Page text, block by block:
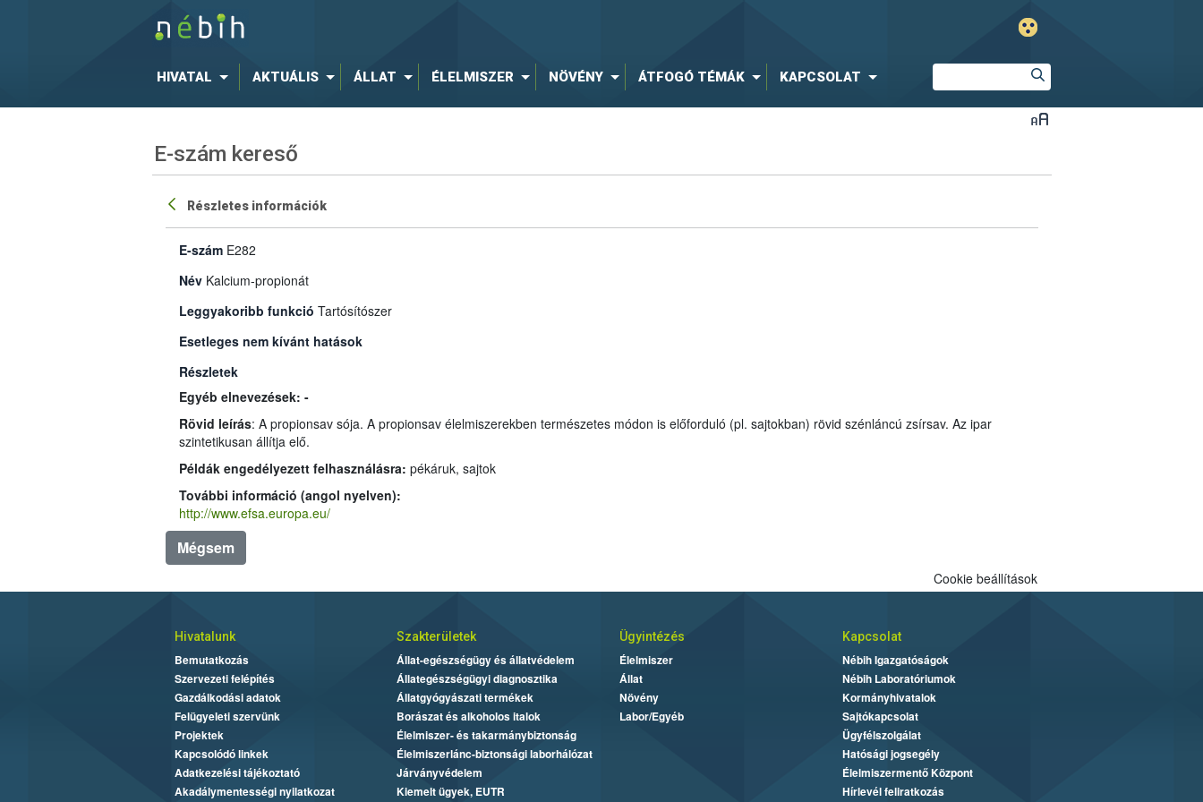
HIVATAL AKTUÁLIS ÁLLAT ÉLELMISZER NÖVÉNY ÁTFOGÓ TÉMÁK KAPCSOLAT
E-szám kereső
Részletes információk
E-szám E282
Név Kalcium-propionát
Leggyakoribb funkció Tartósítószer
Esetleges nem kívánt hatások
Részletek
Egyéb elnevezések: -
Rövid leírás: A propionsav sója. A propionsav élelmiszerekben természetes módon is előforduló (pl. sajtokban) rövid szénláncú zsírsav. Az ipar
szintetikusan állítja elő.
Példák engedélyezett felhasználásra: pékáruk, sajtok
További információ (angol nyelven):
http://www.efsa.europa.eu/
Mégsem
Cookie beállítások
Hivatalunk
Bemutatkozás
Szervezeti felépítés
Gazdálkodási adatok
Felügyeleti szervünk
Projektek
Kapcsolódó linkek
Adatkezelési tájékoztató
Akadálymentességi nyilatkozat
Szakterületek
Állat-egészségügy és állatvédelem
Állategészségügyi diagnosztika
Állatgyógyászati termékek
Borászat és alkoholos italok
Élelmiszer- és takarmánybiztonság
Élelmiszerlánc-biztonsági laborhálózat
Járványvédelem
Kiemelt ügyek, EUTR
Ügyintézés
Élelmiszer
Állat
Növény
Labor/Egyéb
Kapcsolat
Nébih Igazgatóságok
Nébih Laboratóriumok
Kormányhivatalok
Sajtókapcsolat
Ügyfélszolgálat
Hatósági jogsegély
Élelmiszermentő Központ
Hírlevél feliratkozás